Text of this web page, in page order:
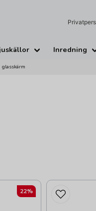
Inredning
22%